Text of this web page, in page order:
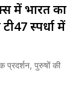
में भारत का
स्पर्धा में
प्रदर्शन, पुरुषों की